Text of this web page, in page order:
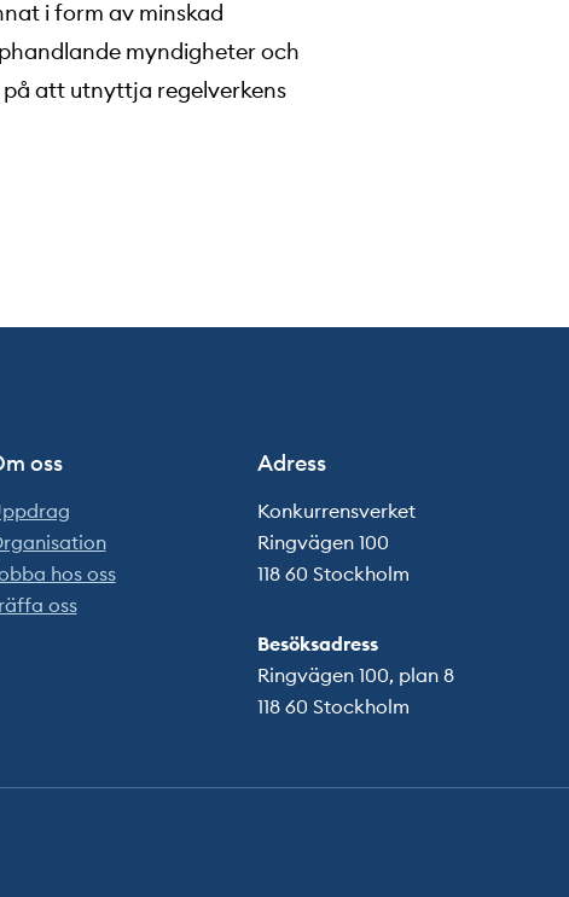
i form av minskad
myndigheter och
att utnyttja regelverkens
oss
hos oss
oss
Adress
Konkurrensverket
Ringvägen 100
118 60 Stockholm
Besöksadress
Ringvägen 100, plan 8
118 60 Stockholm